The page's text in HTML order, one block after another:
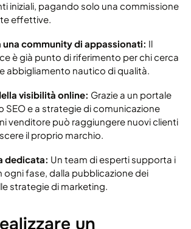
iniziali, pagando solo una commissione
effettive.
una community di appassionati: Il
è già punto di riferimento per chi cerca
abbigliamento nautico di qualità.
visibilità online: Grazie a un portale
SEO e a strategie di comunicazione
venditore può raggiungere nuovi clienti
il proprio marchio.
dedicata: Un team di esperti supporta i
ogni fase, dalla pubblicazione dei
strategie di marketing.
un